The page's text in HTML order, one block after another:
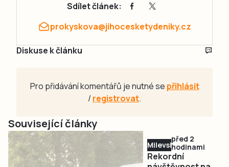
Sdílet článek:
prokyskova@jihocesketydeniky.cz
Diskuse k článku
Pro přidávání komentářů je nutné se přihlásit
/registrovat.
Související články
Milevsko
před 2
hodinami
Rekordní